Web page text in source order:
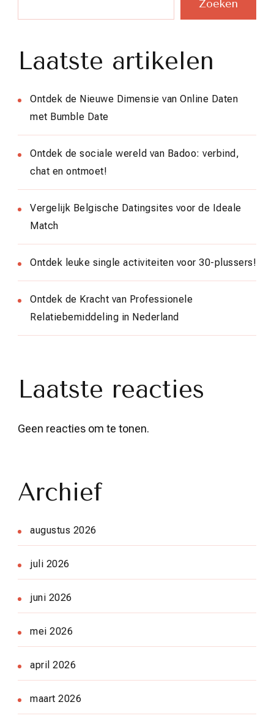
Zoeken
Laatste artikelen
Ontdek de Nieuwe Dimensie van Online Daten
met Bumble Date
Ontdek de sociale wereld van Badoo: verbind,
chat en ontmoet!
Vergelijk Belgische Datingsites voor de Ideale
Match
Ontdek leuke single activiteiten voor 30-plussers!
Ontdek de Kracht van Professionele
Relatiebemiddeling in Nederland
Laatste reacties
Geen reacties om te tonen.
Archief
augustus 2026
juli 2026
juni 2026
mei 2026
april 2026
maart 2026